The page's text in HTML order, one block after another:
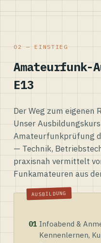
02 — EINSTIEG
Amateurfunk-
E13
Der Weg zum eigenen
Unser
Amateurfunkprüfung
— Technik,
praxisnah vermittelt
Funkamateuren aus
01 Infoabend &
Kennenlernen,